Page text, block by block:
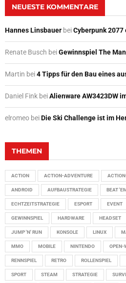
NEUESTE KOMMENTARE
Hannes Linsbauer beiCyberpunk
Renate Busch beiGewinnspiel The
Martin bei4 Tipps für den Bau eines
Daniel Fink beiAlienware AW3423DW
elromeo beiDie Ski Challenge ist im
THEMEN
ACTION ACTION-ADVENTURE
ANDROID AUFBAUSTRATEGIE BEAT
ECHTZEITSTRATEGIE ESPORT EVENT
GEWINNSPIEL HARDWARE HEADSET
JUMP 'N' RUN KONSOLE LINUX
MMO MOBILE NINTENDO OPEN-
RENNSPIEL RETRO ROLLENSPIEL
SPORT STEAM STRATEGIE